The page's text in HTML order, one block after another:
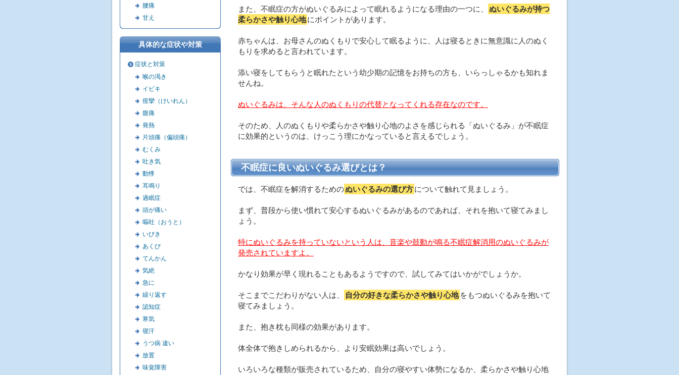
また、不眠症の方がぬいぐるみによって眠れるようになる理由の一つに、
ぬいぐるみが持つ
柔らかさや触り心地にポイントがあります。
赤ちゃんは、お母さんのぬくもりで安心して眠るように、人は寝るときに無意識に人のぬく
もりを求めると言われています。
添い寝をしてもらうと眠れたという幼少期の記憶をお持ちの方も、いらっしゃるかも知れま
せんね。
ぬいぐるみは、そんな人のぬくもりの代替となってくれる存在なのです。
そのため、人のぬくもりや柔らかさや触り心地のよさを感じられる「ぬいぐるみ」が不眠症
に効果的というのは、けっこう理にかなっていると言えるでしょう。
不眠症に良いぬいぐるみ選びとは？
では、不眠症を解消するためのぬいぐるみの選び方について触れて見ましょう。
まず、普段から使い慣れて安心するぬいぐるみがあるのであれば、それを抱いて寝てみまし
ょう。
特にぬいぐるみを持っていないという人は、音楽や鼓動が鳴る不眠症解消用のぬいぐるみが
発売されていますよ。
かなり効果が早く現れることもあるようですので、試してみてはいかがでしょうか。
そこまでこだわりがない人は、 自分の好きな柔らかさや触り心地 をもつぬいぐるみを抱いて
寝てみましょう。
また、抱き枕も同様の効果があります。
体全体で抱きしめられるから、より安眠効果は高いでしょう。
いろいろな種類が販売されているため、自分の寝やすい体勢になるか、柔らかさや触り心地
腰痛
甘え
具体的な症状や対策
症状と対策
喉の渇き
イビキ
痙攣（けいれん）
腹痛
発熱
片頭痛（偏頭痛）
むくみ
吐き気
動悸
耳鳴り
過眠症
頭が痛い
嘔吐（おうと）
いびき
あくび
てんかん
気絶
急に
繰り返す
認知症
寒気
寝汗
うつ病 違い
放置
味覚障害